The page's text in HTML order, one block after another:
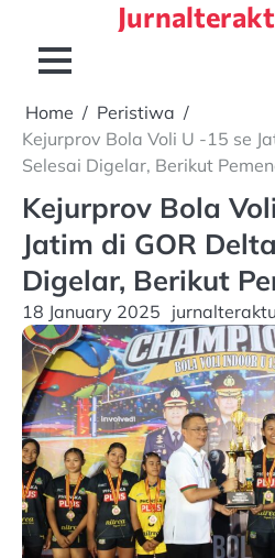
content
Home
Peristiwa
Kejurprov Bola Voli U -15 se
Selesai Digelar, Berikut
Kejurprov Bola
Jatim di GOR
Digelar, Berikut
18 January 2025